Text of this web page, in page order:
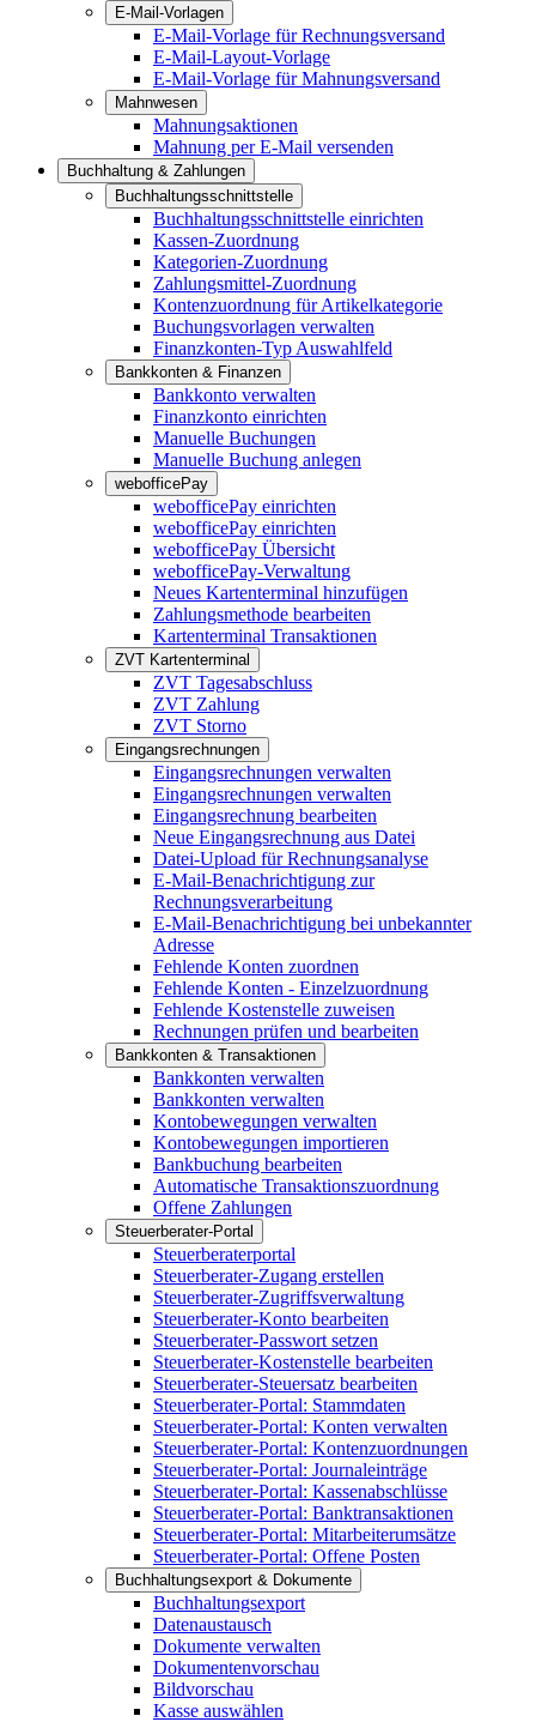
E-Mail-Vorlagen
E-Mail-Vorlage für Rechnungsversand
E-Mail-Layout-Vorlage
E-Mail-Vorlage für Mahnungsversand
Mahnwesen
Mahnungsaktionen
Mahnung per E-Mail versenden
Buchhaltung & Zahlungen
Buchhaltungsschnittstelle
Buchhaltungsschnittstelle einrichten
Kassen-Zuordnung
Kategorien-Zuordnung
Zahlungsmittel-Zuordnung
Kontenzuordnung für Artikelkategorie
Buchungsvorlagen verwalten
Finanzkonten-Typ Auswahlfeld
Bankkonten & Finanzen
Bankkonto verwalten
Finanzkonto einrichten
Manuelle Buchungen
Manuelle Buchung anlegen
webofficePay
webofficePay einrichten
webofficePay einrichten
webofficePay Übersicht
webofficePay-Verwaltung
Neues Kartenterminal hinzufügen
Zahlungsmethode bearbeiten
Kartenterminal Transaktionen
ZVT Kartenterminal
ZVT Tagesabschluss
ZVT Zahlung
ZVT Storno
Eingangsrechnungen
Eingangsrechnungen verwalten
Eingangsrechnungen verwalten
Eingangsrechnung bearbeiten
Neue Eingangsrechnung aus Datei
Datei-Upload für Rechnungsanalyse
E-Mail-Benachrichtigung zur
Rechnungsverarbeitung
E-Mail-Benachrichtigung bei unbekannter
Adresse
Fehlende Konten zuordnen
Fehlende Konten - Einzelzuordnung
Fehlende Kostenstelle zuweisen
Rechnungen prüfen und bearbeiten
Bankkonten & Transaktionen
Bankkonten verwalten
Bankkonten verwalten
Kontobewegungen verwalten
Kontobewegungen importieren
Bankbuchung bearbeiten
Automatische Transaktionszuordnung
Offene Zahlungen
Steuerberater-Portal
Steuerberaterportal
Steuerberater-Zugang erstellen
Steuerberater-Zugriffsverwaltung
Steuerberater-Konto bearbeiten
Steuerberater-Passwort setzen
Steuerberater-Kostenstelle bearbeiten
Steuerberater-Steuersatz bearbeiten
Steuerberater-Portal: Stammdaten
Steuerberater-Portal: Konten verwalten
Steuerberater-Portal: Kontenzuordnungen
Steuerberater-Portal: Journaleinträge
Steuerberater-Portal: Kassenabschlüsse
Steuerberater-Portal: Banktransaktionen
Steuerberater-Portal: Mitarbeiterumsätze
Steuerberater-Portal: Offene Posten
Buchhaltungsexport & Dokumente
Buchhaltungsexport
Datenaustausch
Dokumente verwalten
Dokumentenvorschau
Bildvorschau
Kasse auswählen